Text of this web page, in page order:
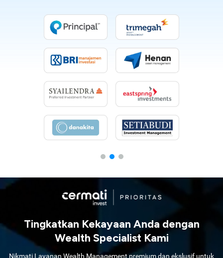
Tingkatkan Kekayaan Anda dengan
Wealth Specialist Kami
Nikmati Layanan Wealth Management premium dan ekslusif untuk